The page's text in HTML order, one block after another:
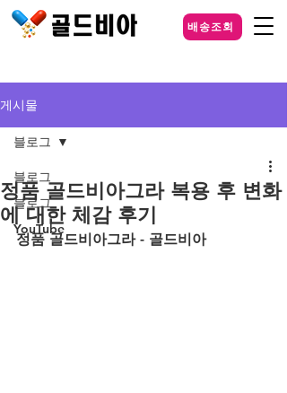
배송조회
게시물
블로그
블로그
YouTube
블로그
정품 골드비아그라 복용 후 변화
에 대한 체감 후기
정품 골드비아그라 - 골드비아